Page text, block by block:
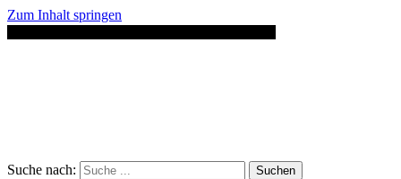
Zum Inhalt springen
Suche nach: Suchen